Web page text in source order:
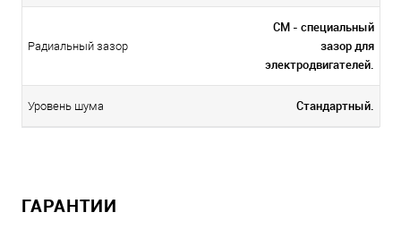
Радиальный зазор
CM - специальный
зазор для
электродвигателей.
Уровень шума Стандартный.
ГАРАНТИИ